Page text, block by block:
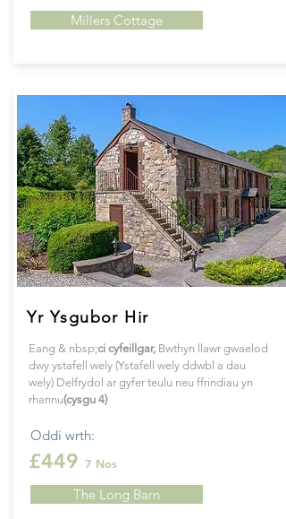
Millers Cottage
Yr Ysgubor Hir
Eang & nbsp;ci cyfeillgar, Bwthyn llawr gwaelod
dwy ystafell wely (Ystafell wely ddwbl a dau
wely) Delfrydol ar gyfer teulu neu ffrindiau yn
rhannu(cysgu 4)
Oddi wrth:
£449 7 Nos
The Long Barn